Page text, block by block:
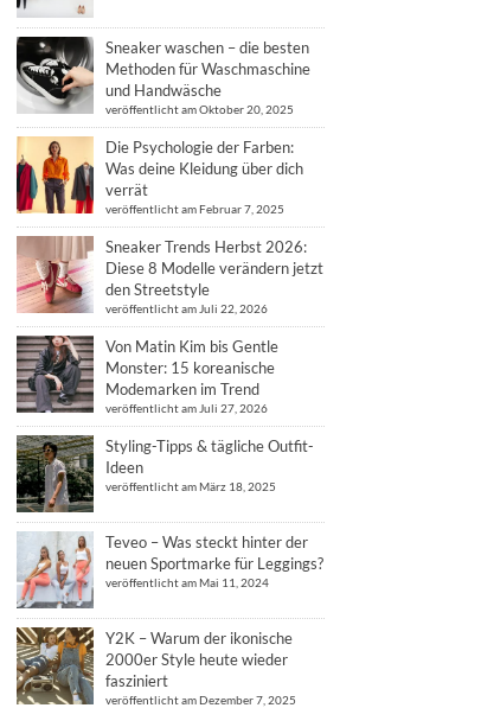
Sneaker waschen – die besten
Methoden für Waschmaschine
und Handwäsche
veröffentlicht am Oktober 20, 2025
Die Psychologie der Farben:
Was deine Kleidung über dich
verrät
veröffentlicht am Februar 7, 2025
Sneaker Trends Herbst 2026:
Diese 8 Modelle verändern jetzt
den Streetstyle
veröffentlicht am Juli 22, 2026
Von Matin Kim bis Gentle
Monster: 15 koreanische
Modemarken im Trend
veröffentlicht am Juli 27, 2026
Styling-Tipps & tägliche Outfit-
Ideen
veröffentlicht am März 18, 2025
Teveo – Was steckt hinter der
neuen Sportmarke für Leggings?
veröffentlicht am Mai 11, 2024
Y2K – Warum der ikonische
2000er Style heute wieder
fasziniert
veröffentlicht am Dezember 7, 2025